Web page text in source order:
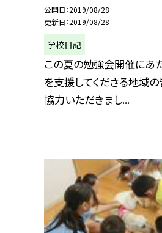
公開日 2019/08/28
更新日 2019/08/28
学校日記
この夏の勉強会開催にあ
を支援してくださる地域
協力いただきまし...